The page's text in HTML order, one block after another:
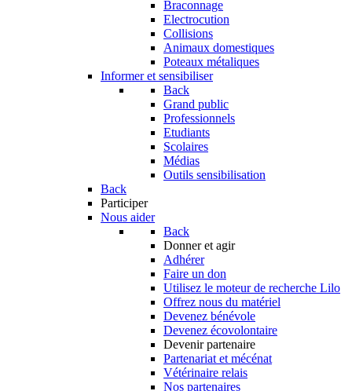
Braconnage
Electrocution
Collisions
Animaux domestiques
Poteaux métaliques
Informer et sensibiliser
Back
Grand public
Professionnels
Etudiants
Scolaires
Médias
Outils sensibilisation
Back
Participer
Nous aider
Back
Donner et agir
Adhérer
Faire un don
Utilisez le moteur de recherche Lilo
Offrez nous du matériel
Devenez bénévole
Devenez écovolontaire
Devenir partenaire
Partenariat et mécénat
Vétérinaire relais
Nos partenaires